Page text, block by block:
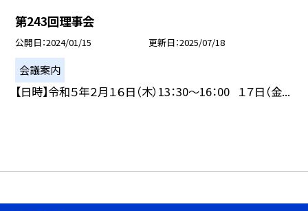
第243回理事会
公開日 2024/01/15 更新日 2025/07/18
会議案内
【日時】令和５年２月１６日（木）13：30〜16：00 １７日（金...